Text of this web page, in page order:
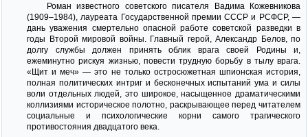
Роман известного советского писателя Вадима Кожевникова
(1909–1984), лауреата Государственной премии СССР и РСФСР, —
дань уважения смертельно опасной работе советской разведки в
годы Второй мировой войны. Главный герой, Александр Белов, по
долгу службы должен принять облик врага своей Родины и,
ежеминутно рискуя жизнью, повести трудную борьбу в тылу врага.
«Щит и меч» — это не только остросюжетная шпионская история,
полная политических интриг и бесконечных испытаний ума и силы
воли отдельных людей, это широкое, насыщенное драматическими
коллизиями историческое полотно, раскрывающее перед читателем
социальные и психологические корни самого трагического
противостояния двадцатого века.